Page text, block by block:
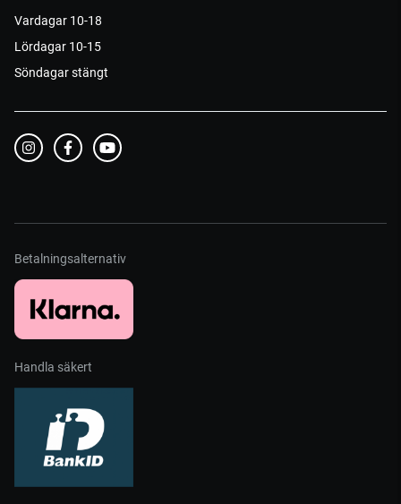
Vardagar 10-18
Lördagar 10-15
Söndagar stängt
Betalningsalternativ
Handla säkert